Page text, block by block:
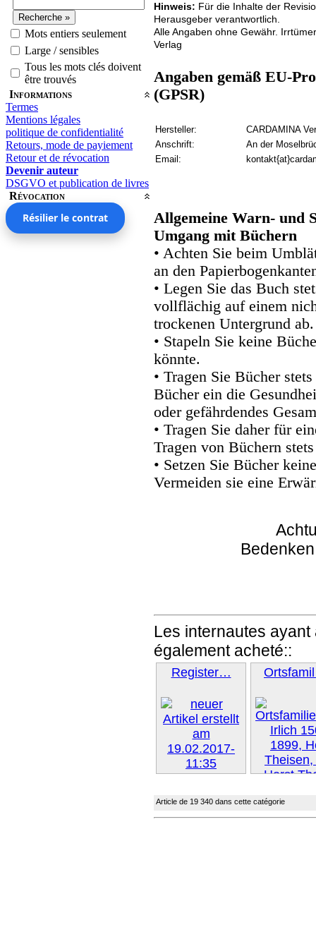
Mots entiers seulement
Large / sensibles
Tous les mots clés doivent
être trouvés
Informations
Termes
Mentions légales
politique de confidentialité
Retours, mode de payiement
Retour et de révocation
Devenir auteur
DSGVO et publication de livres
Révocation
Résilier le contrat
Hinweis: Für die Inhalte der
Herausgeber verantwortlich.
Alle Angaben ohne Gewähr.
Verlag
Angaben gemäß EU-
(GPSR)
Hersteller:
CARDAMINA
Anschrift:
An der
Email:
Allgemeine Warn- und
Umgang mit Büchern
• Achten Sie beim
an den
• Legen Sie das Buch
vollflächig auf einem
trockenen Untergrund ab.
• Stapeln Sie keine
könnte.
• Tragen Sie Bücher
Bücher ein die
oder gefährdendes
• Tragen Sie daher für
Tragen von Büchern
• Setzen Sie Bücher
Vermeiden sie eine
Les internautes
également acheté::
Register…
Article de 19 340 dans cette catégorie